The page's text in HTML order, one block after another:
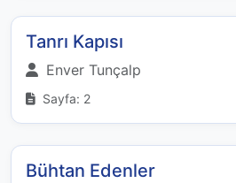
Tanrı Kapısı
Enver Tunçalp
Sayfa: 2
Bühtan Edenler